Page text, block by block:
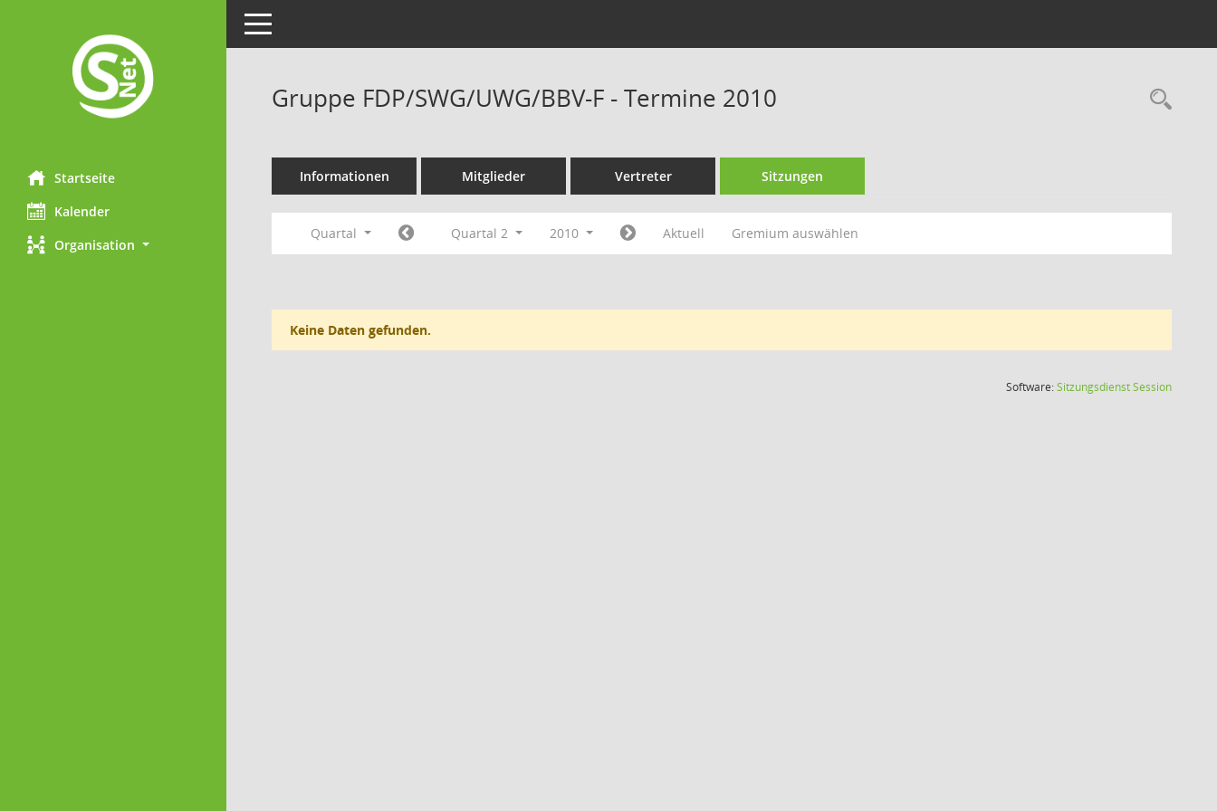
Startseite
Kalender
Organisation
Toggle navigation
Gruppe FDP/SWG/UWG/BBV-F - Termine 2010
Informationen Mitglieder Vertreter Sitzungen
Quartal Quartal 2 2010 Aktuell Gremium auswählen
Keine Daten gefunden.
Software:SitzungsdienstSession(Wird in